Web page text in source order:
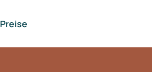
Preise